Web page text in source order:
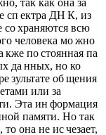
сп ектра ДН К, из
со храняются всю
человека мо жно
кже по стоянная па
да нных, но ко
зультате об щения
или за
Эта ин формация
памяти. Но так
она не ис чезает,